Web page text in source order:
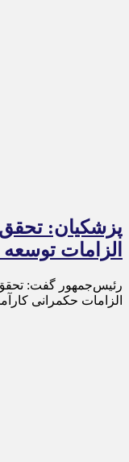
پزشکیان:
الزامات
رئیس‌جمهور گفت:
الزامات حکمرانی